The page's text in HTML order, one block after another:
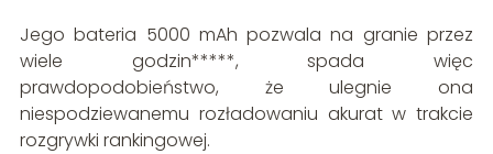
Jego bateria 5000 mAh pozwala na granie przez
wiele godzin*****, spada więc
prawdopodobieństwo, że ulegnie ona
niespodziewanemu rozładowaniu akurat w trakcie
rozgrywki rankingowej.